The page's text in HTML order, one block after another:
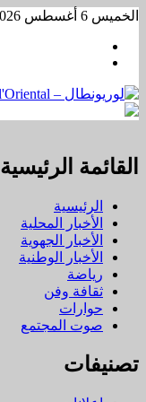
تخطي
المحتوى
الخميس 6 أغسطس 2026
القائمة الرئيسية
الرئيسية
الأخبار المحلية
الأخبار الجهوية
الأخبار الوطنية
رياضة
ثقافة وفن
حوارات
صوت المجتمع
تصنيفات